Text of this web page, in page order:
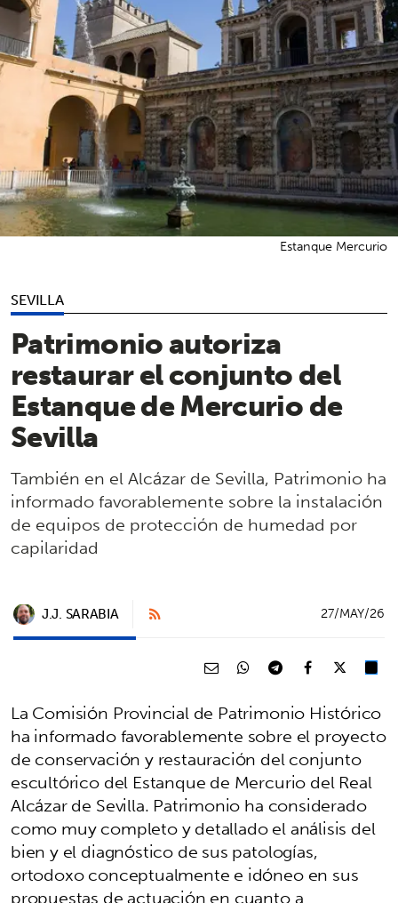
SEVILLA
Patrimonio autoriza
restaurar el conjunto del
Estanque de Mercurio de
Sevilla
También en el Alcázar de Sevilla, Patrimonio ha
informado favorablemente sobre la instalación
de equipos de protección de humedad por
capilaridad
Estanque Mercurio
J.J. SARABIA 27/MAY/26
La Comisión Provincial de Patrimonio Histórico
ha informado favorablemente sobre el proyecto
de conservación y restauración del conjunto
escultórico del Estanque de Mercurio del Real
Alcázar de Sevilla. Patrimonio ha considerado
como muy completo y detallado el análisis del
bien y el diagnóstico de sus patologías,
ortodoxo conceptualmente e idóneo en sus